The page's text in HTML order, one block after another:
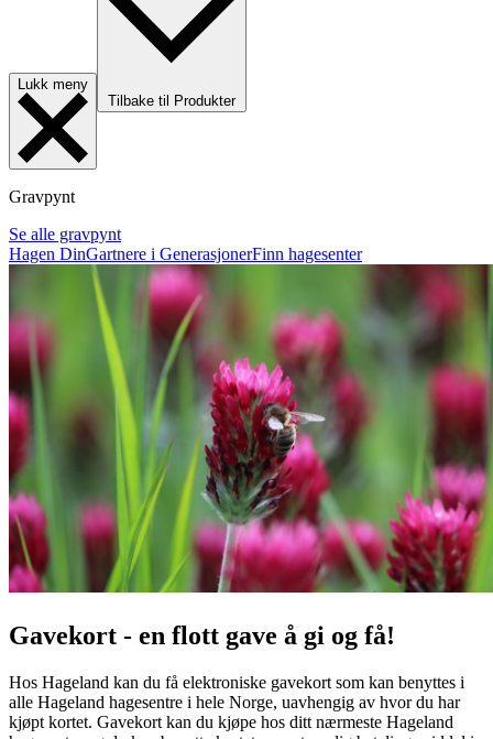
Lukk meny
Tilbake til Produkter
Gravpynt
Se alle gravpynt
Hagen DinGartnere i GenerasjonerFinn hagesenter
Gavekort - en flott gave å gi og få!
Hos Hageland kan du få elektroniske gavekort som kan benyttes i
alle Hageland hagesentre i hele Norge, uavhengig av hvor du har
kjøpt kortet. Gavekort kan du kjøpe hos ditt nærmeste Hageland